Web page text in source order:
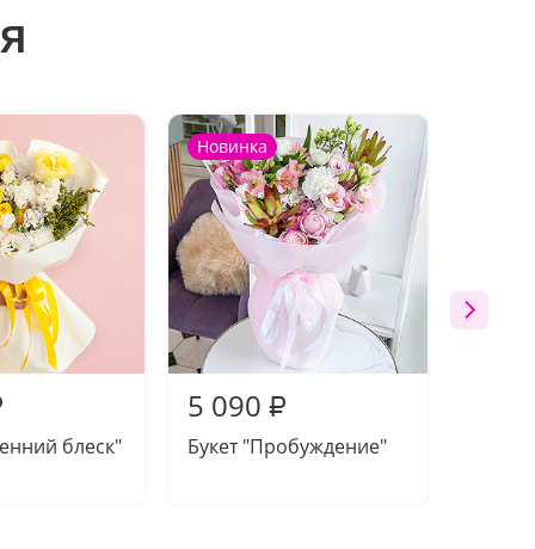
блеск"
Новинка
5 090 ₽
Букет "Пробуждение"